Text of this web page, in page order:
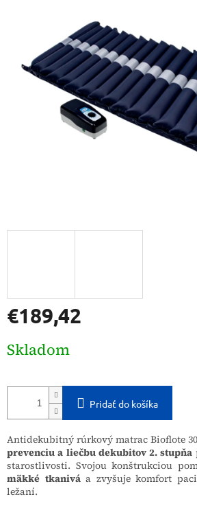
hviezdičiek.
€189,42
cena:
Skladom
Pridať do košíka
Antidekubitný rúrkový matrac Bioflote
prevenciu a liečbu dekubitov 2. stupňa
starostlivosti. Svojou konštrukciou
mäkké tkaniváa zvyšuje komfort
ležaní.